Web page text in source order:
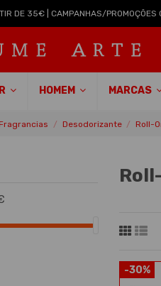
DE 35€ | CAMPANHAS/PROMOÇÕES
HOMEM MARCAS
Fragrancias Desodorizante Roll-
-30%